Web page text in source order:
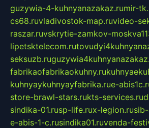
guzywia-4-kuhnyanazakaz.rumir-
cs68.ruvladivostok-map.ruvideo-
raszar.ruvskrytie-zamkov-
lipetsktelecom.ru
seksuzb.ru
fabrikaofabrikaokuhny.ru
kuhnyaykuhnyayfabrika.rue-
store-brawl-stars.rukts-services.ru
sindika-01.rusp-life.rux-legion.ru
e-abis-1-c.rusindika01.ruvenda-